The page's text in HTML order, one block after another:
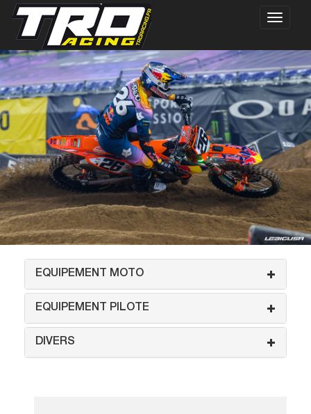
EQUIPEMENT MOTO
EQUIPEMENT PILOTE
DIVERS